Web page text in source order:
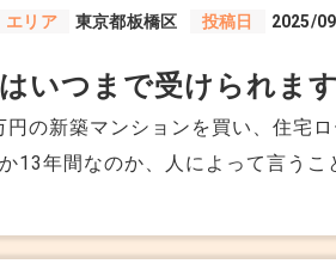
はなく、事業用ローンやリフォーム
エリア 東京都板橋区 投稿日 2025/
いつまで受けられま
の新築マンションを買い、住宅
13年間なのか、人によって言うこ
しいですが、自分のケースがどれ
まで受けられるのでしょうか。